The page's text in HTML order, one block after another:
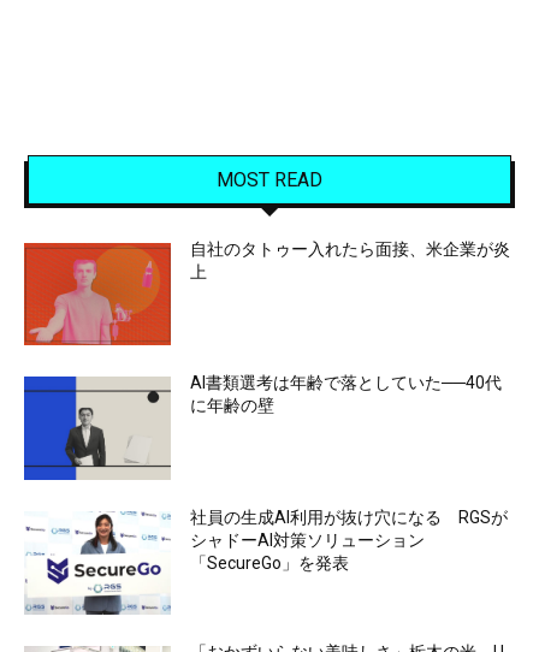
MOST READ
自社のタトゥー入れたら面接、米企業が炎
上
AI書類選考は年齢で落としていた──40代
に年齢の壁
社員の生成AI利用が抜け穴になる RGSが
シャドーAI対策ソリューション
「SecureGo」を発表